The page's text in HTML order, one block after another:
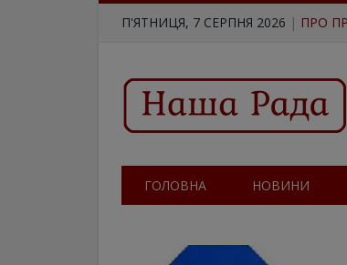
П'ЯТНИЦЯ, 7 СЕРПНЯ 2026 | ПРО
ГОЛОВНА НОВИНИ